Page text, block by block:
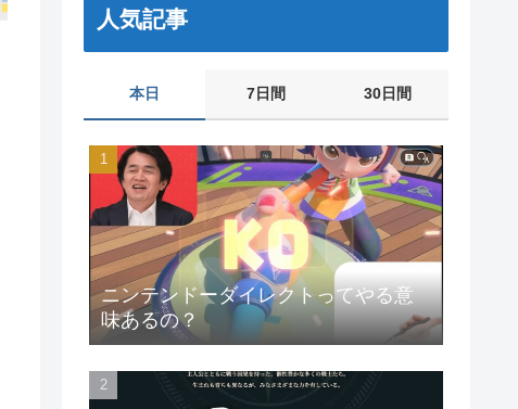
人気記事
本日 7日間 30日間
ニンテンドーダイレクトってやる意
味あるの？